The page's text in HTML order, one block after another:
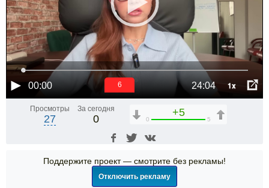
00:00 24:04 1x
5
Просмотры
27
За сегодня
0
+5
0 5
Поддержите проект — смотрите без рекламы!
Отключить рекламу